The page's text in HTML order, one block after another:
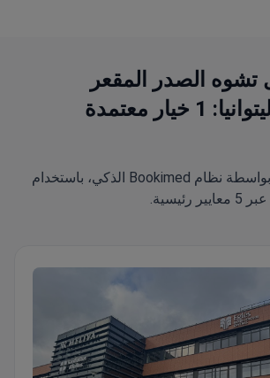
الصدر المقعر
العيادات في ليتوانيا: 1 خيار معتمدة
العيادات بواسطة نظام Bookimed الذكي، باستخدام